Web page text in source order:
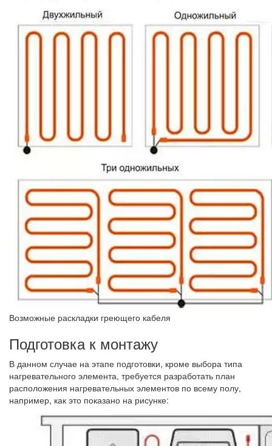
Возможные раскладки греющего кабеля
Подготовка к монтажу
В данном случае на этапе подготовки, кроме выбора типа
нагревательного элемента, требуется разработать план
расположения нагревательных элементов по всему полу,
например, как это показано на рисунке: